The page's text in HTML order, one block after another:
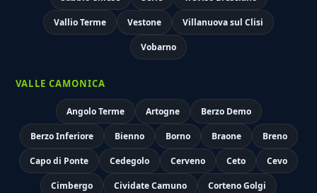
Vallio Terme Vestone Villanuova sul Clisi
Vobarno
VALLE CAMONICA
Angolo Terme Artogne Berzo Demo
Berzo Inferiore Bienno Borno Braone Breno
Capo di Ponte Cedegolo Cerveno Ceto Cevo
Cimbergo Cividate Camuno Corteno Golgi